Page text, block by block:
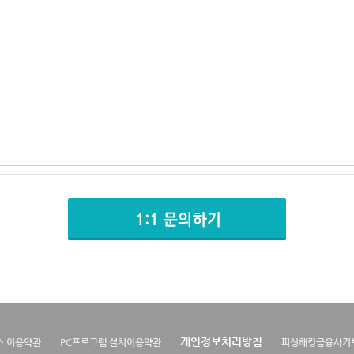
이용약관 PC프로그램 설치이용약관 개인정보처리방침 피싱해킹금융사기